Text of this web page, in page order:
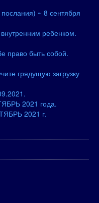
~ 8 сентября
ребенком.
право быть собой.
грядущую загрузку
2021 года.
2021 г.